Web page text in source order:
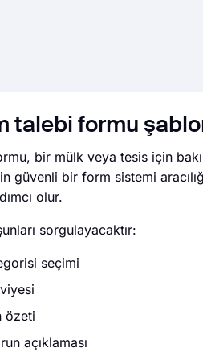
talebi formu
bir mülk veya tesis için
güvenli bir form sistemi
olur.
sorgulayacaktır:
seçimi
özeti
açıklaması